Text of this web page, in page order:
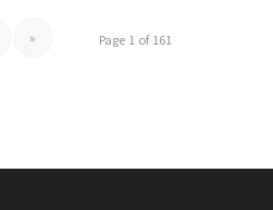
Page 1 of 161
»